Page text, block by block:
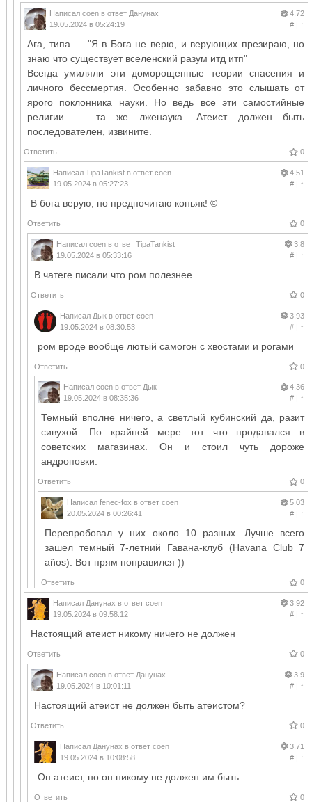
Написал coen в ответ Данунах
19.05.2024 в 05:24:19
4.72
#| ↑
Ага, типа — "Я в Бога не верю, и верующих презираю, но
знаю что существует вселенский разум итд итп"
Всегда умиляли эти доморощенные теории спасения и
личного бессмертия. Особенно забавно это слышать от
ярого поклонника науки. Но ведь все эти самостийные
религии — та же лженаука. Атеист должен быть
последователен, извините.
Ответить 0
Написал TipaTankist в ответ coen
19.05.2024 в 05:27:23
4.51
#| ↑
В бога верую, но предпочитаю коньяк! ©
Ответить 0
Написал coen в ответ TipaTankist
19.05.2024 в 05:33:16
3.8
#| ↑
В чатеге писали что ром полезнее.
Ответить 0
Написал Дык в ответ coen
19.05.2024 в 08:30:53
3.93
#| ↑
ром вроде вообще лютый самогон с хвостами и рогами
Ответить 0
Написал coen в ответ Дык
19.05.2024 в 08:35:36
4.36
#| ↑
Темный вполне ничего, а светлый кубинский да, разит
сивухой. По крайней мере тот что продавался в
советских магазинах. Он и стоил чуть дороже
андроповки.
Ответить 0
Написал fenec-fox в ответ coen
20.05.2024 в 00:26:41
5.03
#| ↑
Перепробовал у них около 10 разных. Лучше всего
зашел темный 7-летний Гавана-клуб (Havana Club 7
años). Вот прям понравился ))
Ответить 0
Написал Данунах в ответ coen
19.05.2024 в 09:58:12
3.92
#| ↑
Настоящий атеист никому ничего не должен
Ответить 0
Написал coen в ответ Данунах
19.05.2024 в 10:01:11
3.9
#| ↑
Настоящий атеист не должен быть атеистом?
Ответить 0
Написал Данунах в ответ coen
19.05.2024 в 10:08:58
3.71
#| ↑
Он атеист, но он никому не должен им быть
Ответить 0